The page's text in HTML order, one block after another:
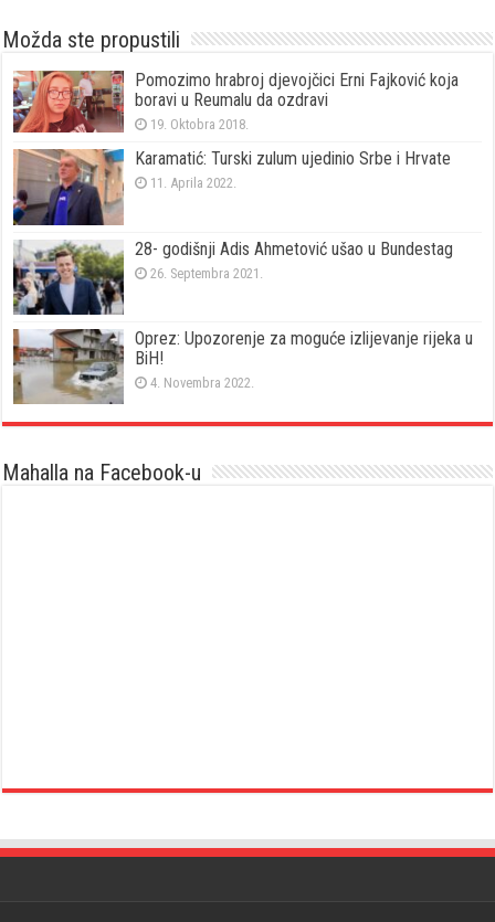
Možda ste propustili
Pomozimo hrabroj djevojčici Erni Fajković koja
boravi u Reumalu da ozdravi
19. Oktobra 2018.
Karamatić: Turski zulum ujedinio Srbe i Hrvate
11. Aprila 2022.
28- godišnji Adis Ahmetović ušao u Bundestag
26. Septembra 2021.
Oprez: Upozorenje za moguće izlijevanje rijeka u
BiH!
4. Novembra 2022.
Mahalla na Facebook-u